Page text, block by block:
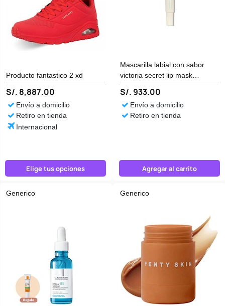
Producto fantastico 2 xd
S/. 8,887.00
Envío a domicilio
Retiro en tienda
Internacional
Elige tus opciones
Mascarilla labial con sabor
victoria secret lip mask
S/. 933.00
Envío a domicilio
Retiro en tienda
Agregar al carrito
Generico Generico